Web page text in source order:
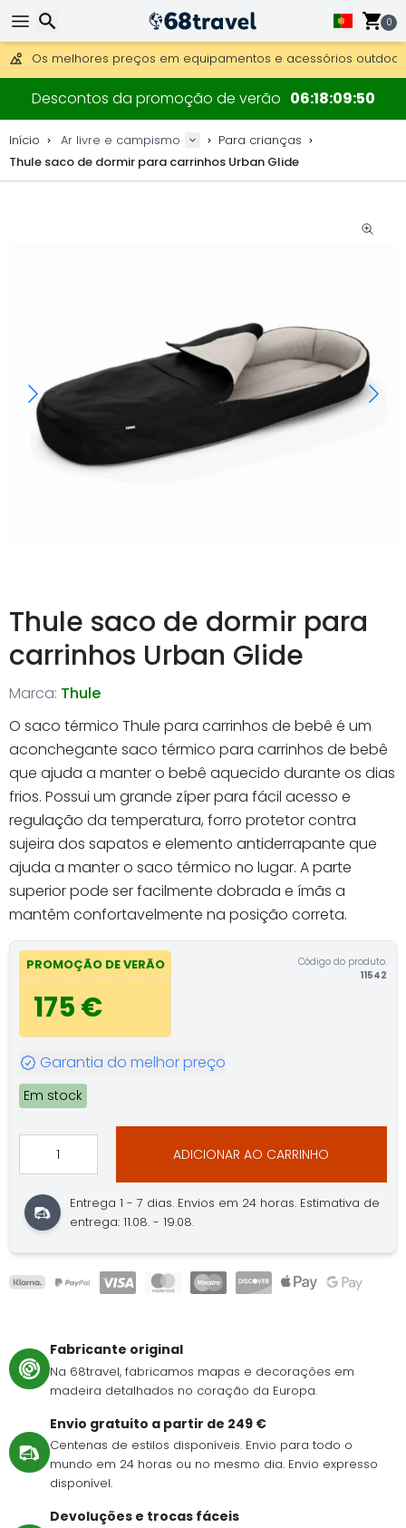
0
Overnight DHL Express também disponível.
30 dias para devolução, 90 dias para mapas de madeira e
Os melhores preços em equipamentos e acessórios outdoor.
Descontos da promoção de verão 06180949
Início Ar livre e campismo
Para crianças
Thule saco de dormir para carrinhos Urban Glide
Thule saco de dormir para
carrinhos Urban Glide
Marca: Thule
O saco térmico Thule para carrinhos de bebê é um
aconchegante saco térmico para carrinhos de bebê
que ajuda a manter o bebê aquecido durante os dias
frios. Possui um grande zíper para fácil acesso e
regulação da temperatura, forro protetor contra
sujeira dos sapatos e elemento antiderrapante que
ajuda a manter o saco térmico no lugar. A parte
superior pode ser facilmente dobrada e ímãs a
mantêm confortavelmente na posição correta.
PROMOÇÃO DE VERÃO
175 €
Código do produto:
11542
Garantia do melhor preço
Em stock
ADICIONAR AO CARRINHO
Entrega 1 - 7 dias. Envios em 24 horas. Estimativa de
entrega: 11.08. - 19.08.
Fabricante original
Na 68travel, fabricamos mapas e decorações em
madeira detalhados no coração da Europa.
Envio gratuito a partir de 249 €
Centenas de estilos disponíveis. Envio para todo o
mundo em 24 horas ou no mesmo dia. Envio expresso
disponível.
Devoluções e trocas fáceis
Pesquisar